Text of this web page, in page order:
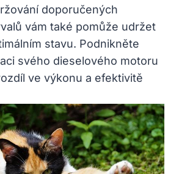
doporučených
vám také pomůže udržet
stavu. Podnikněte
svého dieselového motoru
ve výkonu a efektivitě